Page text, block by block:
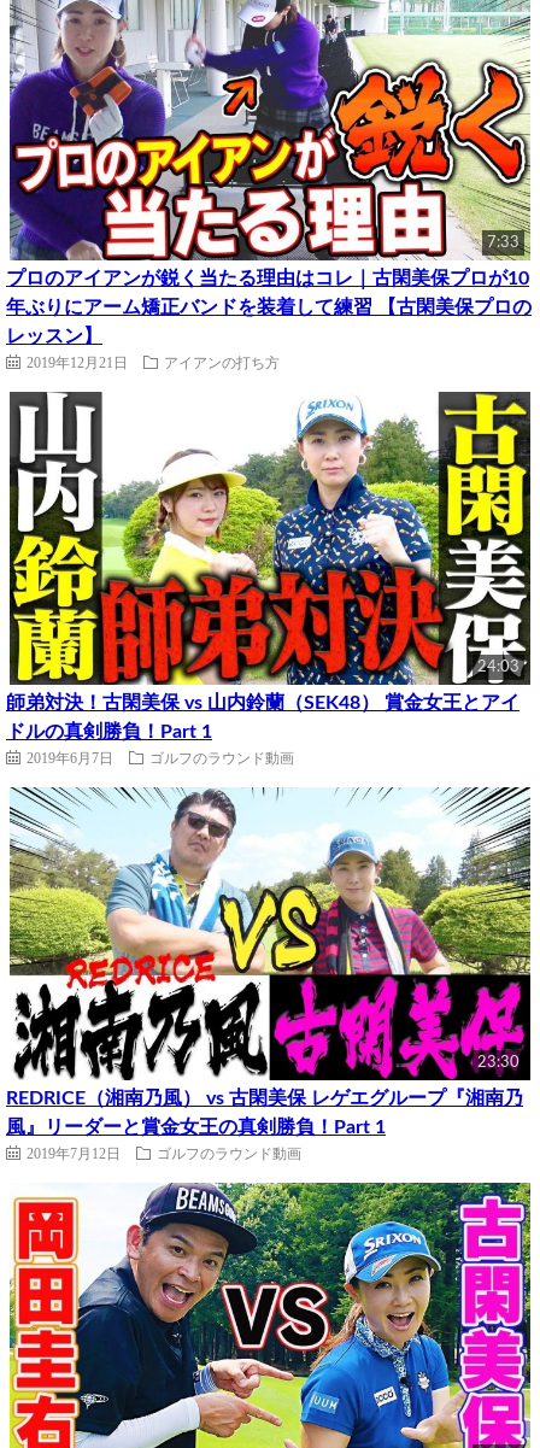
7:33
プロのアイアンが鋭く当たる理由はコレ｜古閑美保プロが10
年ぶりにアーム矯正バンドを装着して練習 【古閑美保プロの
レッスン】
2019年12月21日 アイアンの打ち方
24:03
師弟対決！古閑美保 vs 山内鈴蘭（SEK48） 賞金女王とアイ
ドルの真剣勝負！Part 1
2019年6月7日 ゴルフのラウンド動画
23:30
REDRICE（湘南乃風） vs 古閑美保 レゲエグループ『湘南乃
風』リーダーと賞金女王の真剣勝負！Part 1
2019年7月12日 ゴルフのラウンド動画